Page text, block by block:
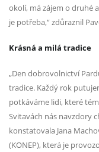
okolí, má zájem o druhé
je potřeba,“ zdůraznil
Krásná a milá tradice
„Den dobrovolnictví
tradice. Každý rok
potkáváme lidi, které
Svitavách nás navzdory
konstatovala Jana
(KONEP), která je